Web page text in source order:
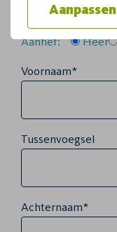
Aanpassen
Aanhef: Heer
Voornaam*
Tussenvoegsel
Achternaam*